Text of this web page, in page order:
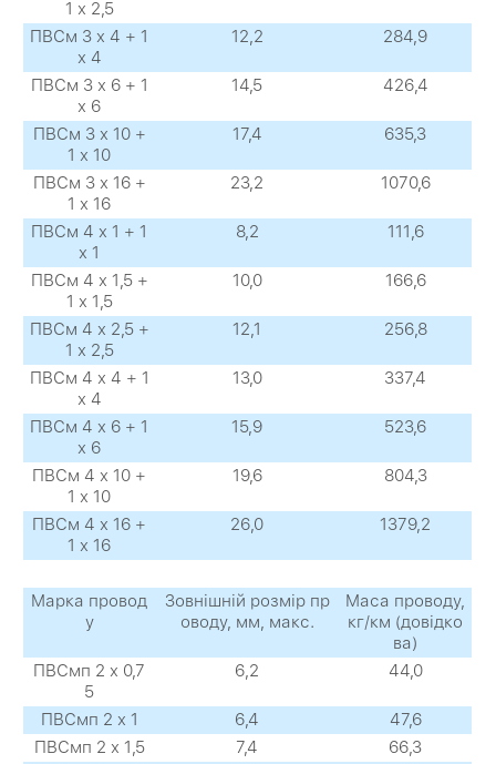
1 х 2,5
ПВСм 3 х 4 + 1
х 4
12,2 284,9
ПВСм 3 х 6 + 1
х 6
14,5 426,4
ПВСм 3 х 10 +
1 х 10
17,4 635,3
ПВСм 3 х 16 +
1 х 16
23,2 1070,6
ПВСм 4 х 1 + 1
х 1
8,2 111,6
ПВСм 4 х 1,5 +
1 х 1,5
10,0 166,6
ПВСм 4 х 2,5 +
1 х 2,5
12,1 256,8
ПВСм 4 х 4 + 1
х 4
13,0 337,4
ПВСм 4 х 6 + 1
х 6
15,9 523,6
ПВСм 4 х 10 +
1 х 10
19,6 804,3
ПВСм 4 х 16 +
1 х 16
26,0 1379,2
Марка провод
у
Зовнішній розмір пр
оводу, мм, макс.
Маса проводу,
кг/км (довідко
ва)
ПВСмп 2 х 0,7
5
6,2 44,0
ПВСмп 2 х 1 6,4
47,6
ПВСмп 2 х 1,5
7,4
66,3